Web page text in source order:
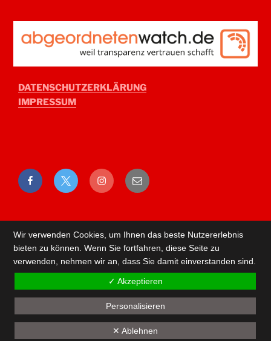
DATENSCHUTZERKLÄRUNG
IMPRESSUM
FacebookTwitter Instagram
E-
Mail
Wir verwenden Cookies, um Ihnen das beste Nutzererlebnis
bieten zu können. Wenn Sie fortfahren, diese Seite zu
verwenden, nehmen wir an, dass Sie damit einverstanden sind.
✓ Akzeptieren
Personalisieren
✕ Ablehnen